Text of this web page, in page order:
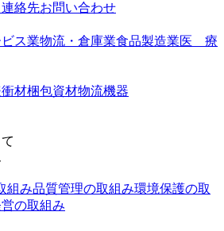
絡先お問い合わせ
ス業物流・倉庫業食品製造業医 療
材梱包資材物流機器
組み品質管理の取組み環境保護の取
の取組み